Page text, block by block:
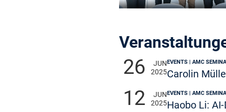
26
JUN
2025
EVENTS | AMC
Carolin
12
JUN
2025
EVENTS | AMC
Haobo Li: